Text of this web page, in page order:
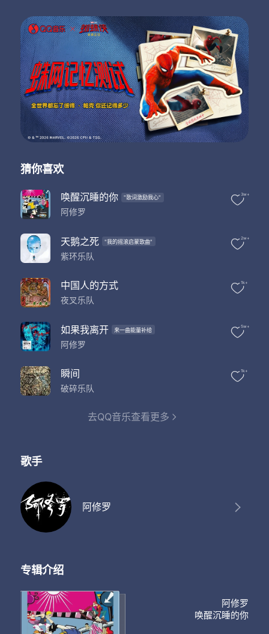
你无声的跳舞
是最后的独白
遥远的风景
回忆的生命
孤独的背影
短暂的爱情
You are butterfly
你破茧而来
被束缚的身体
阳光下展开
You are butterfly
一个人的舞台
丢失的声音
复杂的表情
苍老的眼睛
脆弱的翅膀
飞不上天堂
飞不出预言
飞不过冬天
飞不到永远
猜你喜欢
唤醒沉睡的你 "歌词激励我心"
阿修罗
3w+
天鹅之死 "我的摇滚启蒙歌曲"
紫环乐队
2w+
中国人的方式
夜叉乐队
1k+
如果我离开 来一曲能量补给
阿修罗
5w+
瞬间
破碎乐队
1k+
去QQ音乐查看更多
歌手
阿修罗
专辑介绍
阿修罗
唤醒沉睡的你